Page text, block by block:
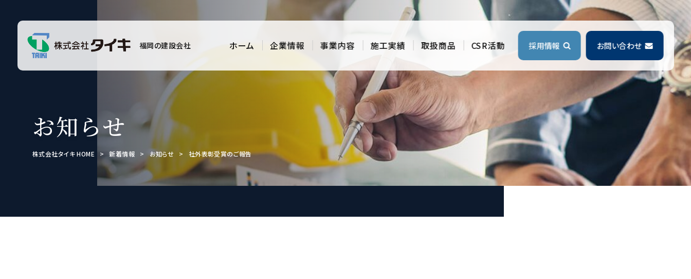
福岡の建設会社 ホーム 企業情報 事業内容 施工実績 取扱商品 CSR活動 採用情報 お問い合わせ
お知らせ
株式会社タイキ HOME > 新着情報 > お知らせ > 社外表彰受賞のご報告